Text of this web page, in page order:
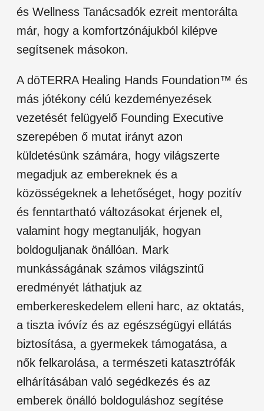
és Wellness Tanácsadók ezreit mentorálta
már, hogy a komfortzónájukból kilépve
segítsenek másokon.
A dōTERRA Healing Hands Foundation™ és
más jótékony célú kezdeményezések
vezetését felügyelő Founding Executive
szerepében ő mutat irányt azon
küldetésünk számára, hogy világszerte
megadjuk az embereknek és a
közösségeknek a lehetőséget, hogy pozitív
és fenntartható változásokat érjenek el,
valamint hogy megtanulják, hogyan
boldoguljanak önállóan. Mark
munkásságának számos világszintű
eredményét láthatjuk az
emberkereskedelem elleni harc, az oktatás,
a tiszta ivóvíz és az egészségügyi ellátás
biztosítása, a gyermekek támogatása, a
nők felkarolása, a természeti katasztrófák
elhárításában való segédkezés és az
emberek önálló boldoguláshoz segítése